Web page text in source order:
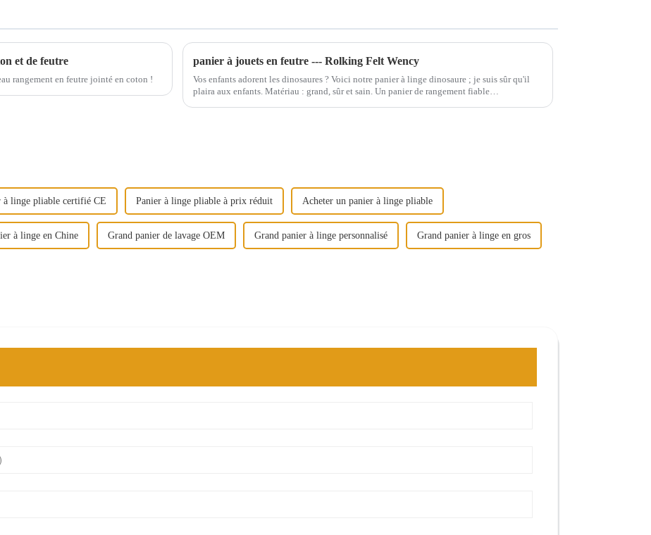
et de feutre
rangement en feutre jointé en coton !
panier à jouets en feutre --- Rolking Felt Wency
Vos enfants adorent les dinosaures ? Voici notre panier à linge dinosaure ; je suis sûr qu'il
plaira aux enfants. Matériau : grand, sûr et sain. Un panier de rangement fiable…
à linge pliable certifié CE Panier à linge pliable à prix réduit Acheter un panier à linge pliable
à linge en Chine Grand panier de lavage OEM Grand panier à linge personnalisé Grand panier à linge en gros